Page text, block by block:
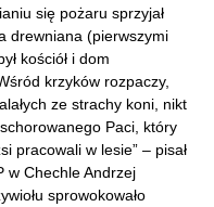
się pożaru sprzyjał
drewniana (pierwszymi
kościół i dom
krzyków rozpaczy,
ze strachy koni, nikt
schorowanego Paci, który
pracowali w lesie” – pisał
w Chechle Andrzej
sprowokowało